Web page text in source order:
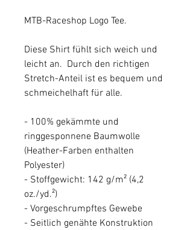
MTB-Raceshop Logo Tee.
Diese Shirt fühlt sich weich und
leicht an.  Durch den richtigen
Stretch-Anteil ist es bequem und
schmeichelhaft für alle.
- 100% gekämmte und
ringgesponnene Baumwolle
(Heather-Farben enthalten
Polyester)
- Stoffgewicht: 142 g/m² (4,2
oz./yd.²)
- Vorgeschrumpftes Gewebe
- Seitlich genähte Konstruktion